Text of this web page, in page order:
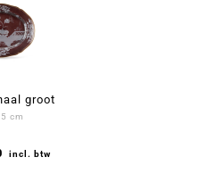
groot
cm
incl. btw